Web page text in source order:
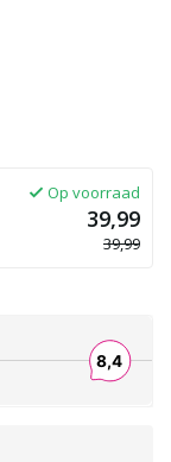
Op voorraad
39,99
39,99